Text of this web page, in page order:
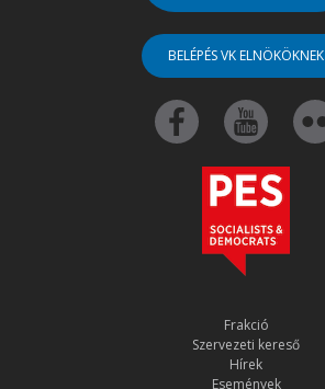
BELÉPÉS VK ELNÖKÖKNEK
Frakció
Szervezeti kereső
Hírek
Események